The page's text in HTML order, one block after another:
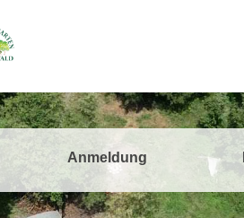
Anmeldung